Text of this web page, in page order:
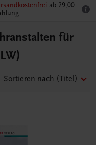
ab 29,00
für
Sortieren nach (Titel)